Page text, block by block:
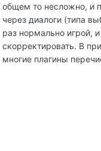
общем то несложно, и
через диалоги (типа
раз нормально игрой,
скорректировать. В
многие плагины